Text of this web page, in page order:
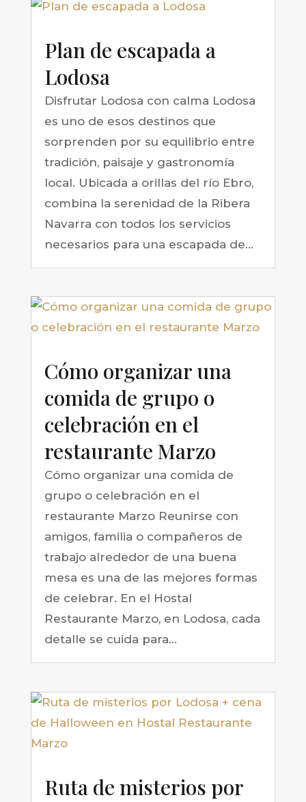
Plan de escapada a
Lodosa
Disfrutar Lodosa con calma Lodosa
es uno de esos destinos que
sorprenden por su equilibrio entre
tradición, paisaje y gastronomía
local. Ubicada a orillas del río Ebro,
combina la serenidad de la Ribera
Navarra con todos los servicios
necesarios para una escapada de...
Cómo organizar una
comida de grupo o
celebración en el
restaurante Marzo
Cómo organizar una comida de
grupo o celebración en el
restaurante Marzo Reunirse con
amigos, familia o compañeros de
trabajo alrededor de una buena
mesa es una de las mejores formas
de celebrar. En el Hostal
Restaurante Marzo, en Lodosa, cada
detalle se cuida para...
Ruta de misterios por